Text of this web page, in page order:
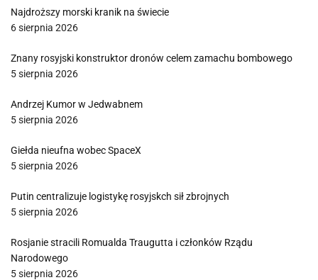
Najdroższy morski kranik na świecie
6 sierpnia 2026
Znany rosyjski konstruktor dronów celem zamachu bombowego
5 sierpnia 2026
Andrzej Kumor w Jedwabnem
5 sierpnia 2026
Giełda nieufna wobec SpaceX
5 sierpnia 2026
Putin centralizuje logistykę rosyjskch sił zbrojnych
5 sierpnia 2026
Rosjanie stracili Romualda Traugutta i członków Rządu
Narodowego
5 sierpnia 2026